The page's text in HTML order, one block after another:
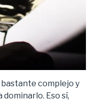
bastante complejo y
Eso sí,